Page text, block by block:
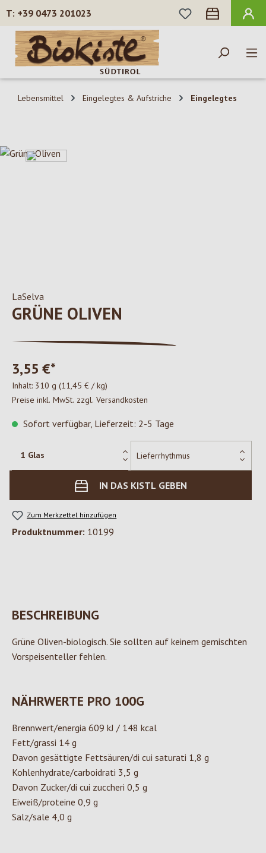
Zum Hauptinhalt springen
+39 0473 201023
DU HAST 0
Lebensmittel Eingelegtes & Aufstriche Eingelegtes
Bildergalerie überspringen
LaSelva
GRÜNE OLIVEN
3,55 €*
Inhalt: 310 g (11,45 € / kg)
Preise inkl. MwSt. zzgl. Versandkosten
Sofort verfügbar, Lieferzeit: 2-5 Tage
IN DAS KISTL GEBEN
Zum Merkzettel hinzufügen
Produktnummer: 10199
BESCHREIBUNG
Grüne Oliven-biologisch. Sie sollten auf keinem gemischten
Vorspeisenteller fehlen.
NÄHRWERTE PRO 100G
Brennwert/energia 609 kJ / 148 kcal
Fett/grassi 14 g
Davon gesättigte Fettsäuren/di cui saturati 1,8 g
Kohlenhydrate/carboidrati 3,5 g
Davon Zucker/di cui zuccheri 0,5 g
Eiweiß/proteine 0,9 g
Salz/sale 4,0 g